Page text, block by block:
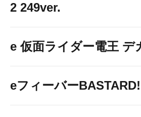
2 249ver.
e 仮面ライダー電王 デ
eフィーバー